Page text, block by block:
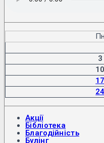
Пн
3
10
17
24
Акції
Бібліотека
Благодійність
Булінг